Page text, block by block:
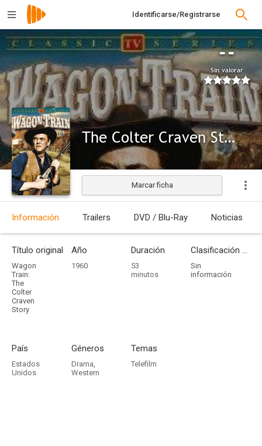
Identificarse/Registrarse
--
Sin valorar
The Colter Craven Story
Marcar ficha
Información Trailers DVD / Blu-Ray Noticias
Título original
Wagon
Train:
The
Colter
Craven
Story
Año
1960
Duración
53
minutos
Clasificación por edades
Sin
información
País
Estados
Unidos
Géneros
Drama,
Western
Temas
Telefilm